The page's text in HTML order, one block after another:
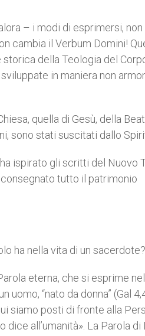
– i modi di esprimersi,
cambia il Verbum Domini!
storica della Teologia del
in maniera non
quella di Gesù, della
sono stati suscitati dallo
ispirato gli scritti del Nuovo
tutto il patrimonio
ha nella vita di un sacerdote?
eterna, che si esprime
“nato da donna” (Gal
siamo posti di fronte alla
all’umanità». La Parola di